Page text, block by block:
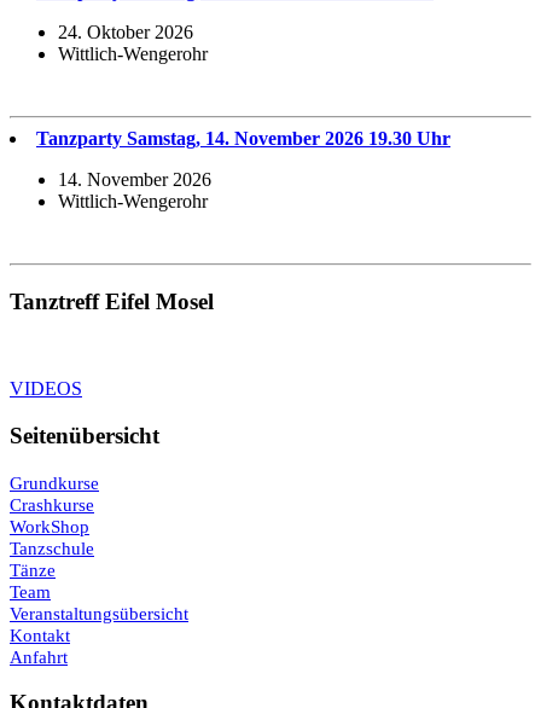
24. Oktober 2026
Wittlich-Wengerohr
Tanzparty Samstag, 14. November 2026 19.30 Uhr
14. November 2026
Wittlich-Wengerohr
Tanztreff Eifel Mosel
VIDEOS
Seitenübersicht
Grundkurse
Crashkurse
WorkShop
Tanzschule
Tänze
Team
Veranstaltungsübersicht
Kontakt
Anfahrt